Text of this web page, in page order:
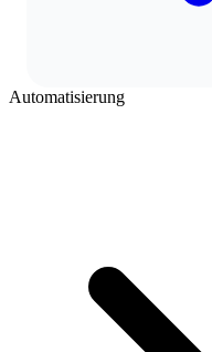
Automatisierung